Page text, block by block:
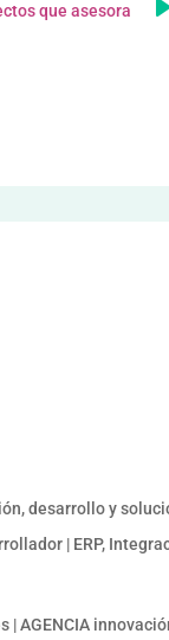
que asesora
desarrollo y
| ERP,
| AGENCIA